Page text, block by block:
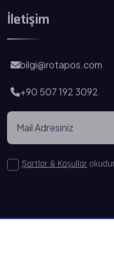
İletişim
bilgi@rotapos.com
+90 507 192 3092
Şartlar & Koşullar